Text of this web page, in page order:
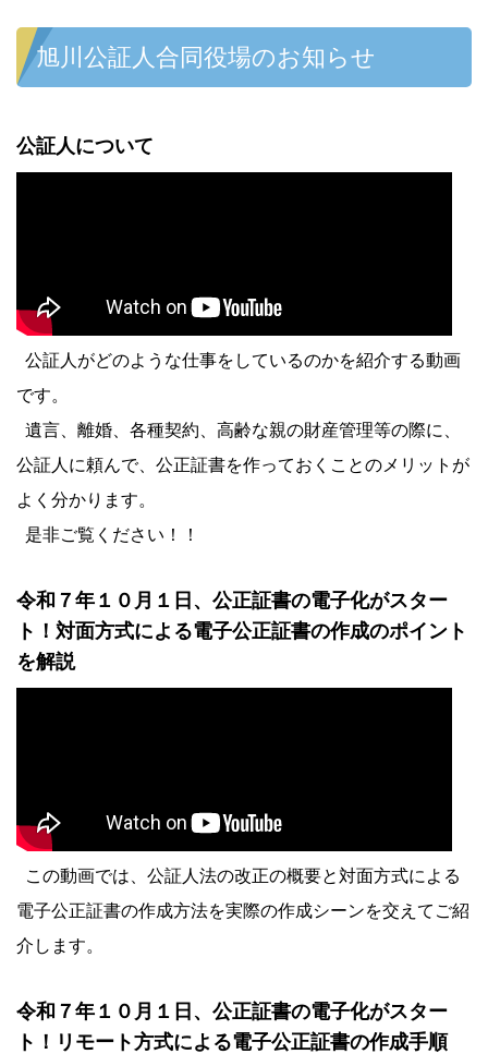
旭川公証人合同役場のお知らせ
公証人について
公証人がどのような仕事をしているのかを紹介する動画
です。
遺言、離婚、各種契約、高齢な親の財産管理等の際に、
公証人に頼んで、公正証書を作っておくことのメリットが
よく分かります。
是非ご覧ください！！
令和７年１０月１日、公正証書の電子化がスター
ト！対面方式による電子公正証書の作成のポイント
を解説
この動画では、公証人法の改正の概要と対面方式による
電子公正証書の作成方法を実際の作成シーンを交えてご紹
介します。
令和７年１０月１日、公正証書の電子化がスター
ト！リモート方式による電子公正証書の作成手順